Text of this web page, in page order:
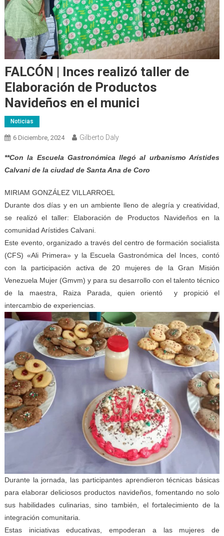
FALCÓN | Inces realizó taller de
Elaboración de Productos
Navideños en el munici
Noticias
6 Diciembre, 2024 Gilberto Daly
**Con la Escuela Gastronómica llegó al urbanismo Arístides
Calvani de la ciudad de Santa Ana de Coro
MIRIAM GONZÁLEZ VILLARROEL
Durante dos días y en un ambiente lleno de alegría y creatividad,
se realizó el taller: Elaboración de Productos Navideños en la
comunidad Arístides Calvani.
Este evento, organizado a través del centro de formación socialista
(CFS) «Ali Primera» y la Escuela Gastronómica del Inces, contó
con la participación activa de 20 mujeres de la Gran Misión
Venezuela Mujer (Gmvm) y para su desarrollo con el talento técnico
de la maestra, Raiza Parada, quien orientó y propició el
intercambio de experiencias.
Durante la jornada, las participantes aprendieron técnicas básicas
para elaborar deliciosos productos navideños, fomentando no solo
sus habilidades culinarias, sino también, el fortalecimiento de la
integración comunitaria.
Estas iniciativas educativas, empoderan a las mujeres de